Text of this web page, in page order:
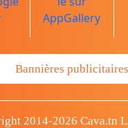
Bannières publicitaires
2014-2026 Cava.tn